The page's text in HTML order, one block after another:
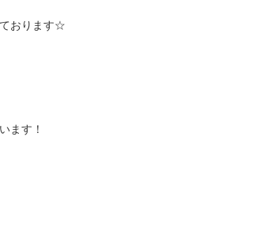
おります☆
ます！